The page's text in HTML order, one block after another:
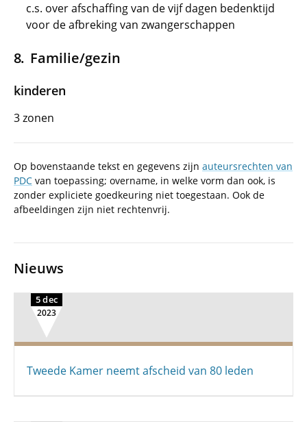
c.s. over afschaffing van de vijf dagen bedenktijd
voor de afbreking van zwangerschappen
Familie/gezin
kinderen
3 zonen
Op bovenstaande tekst en gegevens zijn auteursrechten van
PDC van toepassing; overname, in welke vorm dan ook, is
zonder expliciete goedkeuring niet toegestaan. Ook de
afbeeldingen zijn niet rechtenvrij.
Nieuws
5 dec
2023
Tweede Kamer neemt afscheid van 80 leden